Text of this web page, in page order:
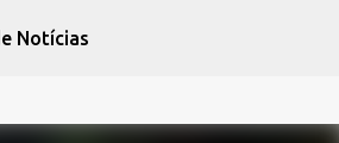
Notícias